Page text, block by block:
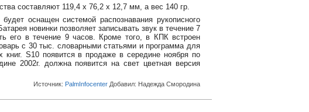
составляют 119,4 х 76,2 х 12,7 мм, а вес 140 гр.
будет оснащен системой распознавания рукописного
новинки позволяет записывать звук в течение 7
его в течение 9 часов. Кроме того, в КПК встроен
с 30 тыс. словарными статьями и программа для
книг. S10 появится в продаже в середине ноября по
2002г. должна появится на свет цветная версия
Источник: PalmInfocenter Добавил: Haдежда Смородина